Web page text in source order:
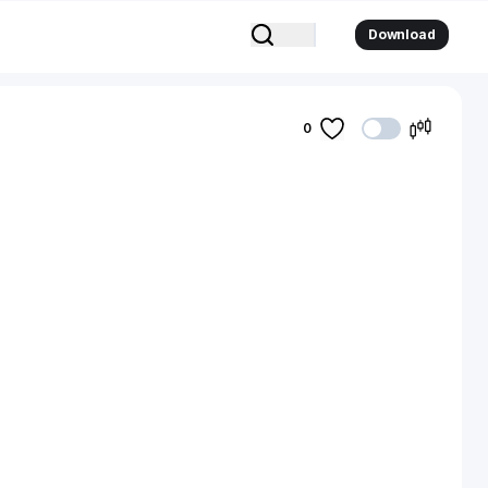
Download
0